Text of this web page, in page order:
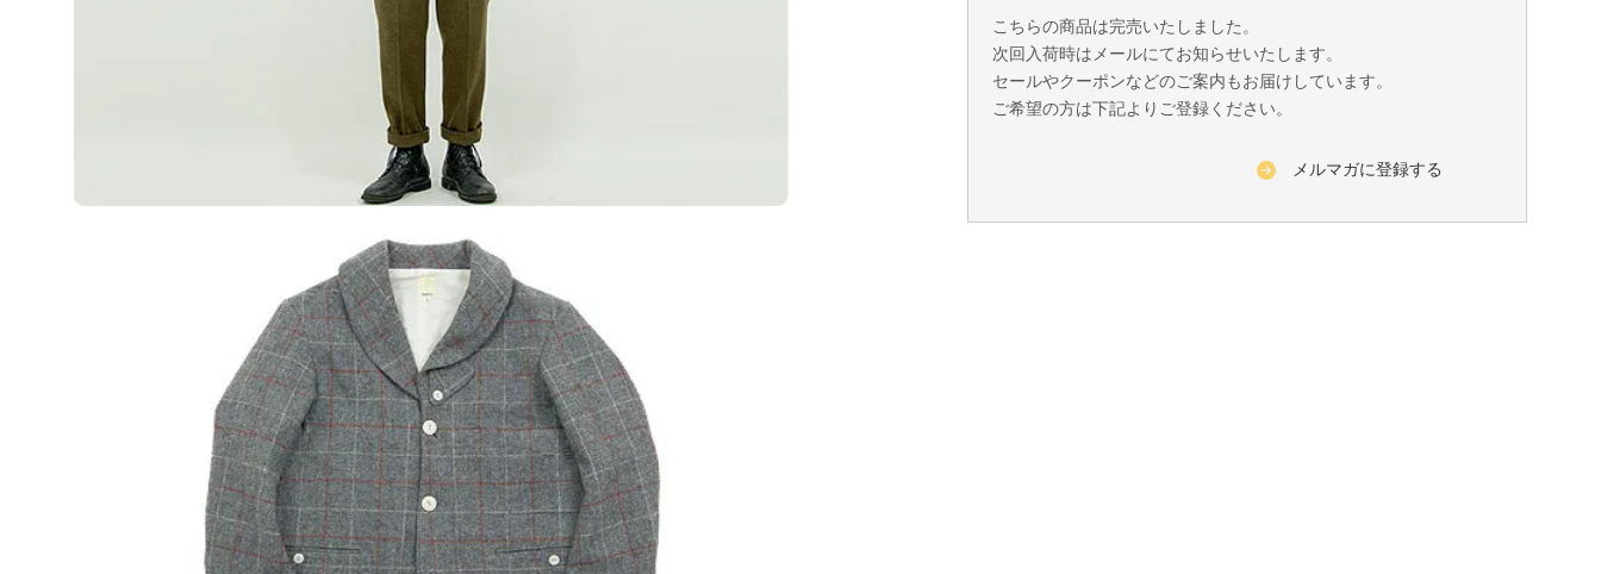
こちらの商品は完売いたしました。
次回入荷時はメールにてお知らせいたします。
セールやクーポンなどのご案内もお届けしています。
ご希望の方は下記よりご登録ください。
メルマガに登録する